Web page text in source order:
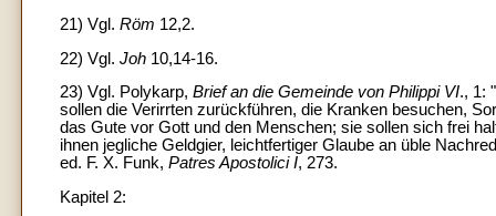
21) Vgl. Röm 12,2.
22) Vgl. Joh 10,14-16.
23) Vgl. Polykarp, Brief an die Gemeinde von Philippi VI., 1:
sollen die Verirrten zurückführen, die Kranken besuchen,
das Gute vor Gott und den Menschen; sie sollen sich frei
ihnen jegliche Geldgier, leichtfertiger Glaube an üble
ed. F. X. Funk, Patres Apostolici I, 273.
Kapitel 2: